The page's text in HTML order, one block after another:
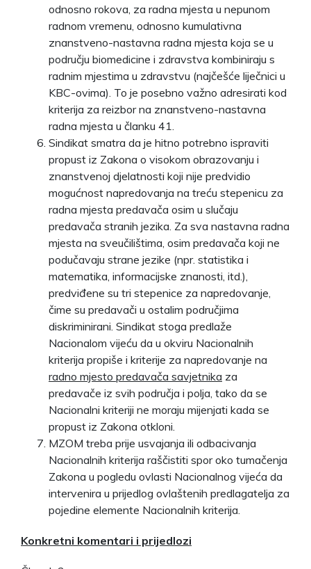
odnosno rokova, za radna mjesta u nepunom
radnom vremenu, odnosno kumulativna
znanstveno-nastavna radna mjesta koja se u
području biomedicine i zdravstva kombiniraju s
radnim mjestima u zdravstvu (najčešće liječnici u
KBC-ovima). To je posebno važno adresirati kod
kriterija za reizbor na znanstveno-nastavna
radna mjesta u članku 41.
Sindikat smatra da je hitno potrebno ispraviti
propust iz Zakona o visokom obrazovanju i
znanstvenoj djelatnosti koji nije predvidio
mogućnost napredovanja na treću stepenicu za
radna mjesta predavača osim u slučaju
predavača stranih jezika. Za sva nastavna radna
mjesta na sveučilištima, osim predavača koji ne
podučavaju strane jezike (npr. statistika i
matematika, informacijske znanosti, itd.),
predviđene su tri stepenice za napredovanje,
čime su predavači u ostalim područjima
diskriminirani. Sindikat stoga predlaže
Nacionalom vijeću da u okviru Nacionalnih
kriterija propiše i kriterije za napredovanje na
radno mjesto predavača savjetnika za
predavače iz svih područja i polja, tako da se
Nacionalni kriteriji ne moraju mijenjati kada se
propust iz Zakona otkloni.
MZOM treba prije usvajanja ili odbacivanja
Nacionalnih kriterija raščistiti spor oko tumačenja
Zakona u pogledu ovlasti Nacionalnog vijeća da
intervenira u prijedlog ovlaštenih predlagatelja za
pojedine elemente Nacionalnih kriterija.
Konkretni komentari i prijedlozi